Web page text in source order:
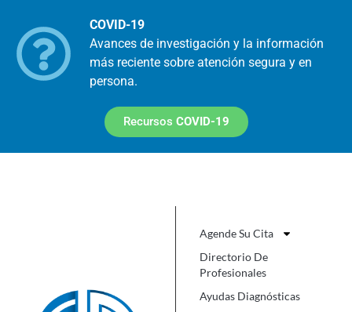
COVID-19
Avances de investigación y la información
más reciente sobre atención segura y en
persona.
Recursos COVID-19
Agende Su Cita
Directorio De
Profesionales
Ayudas Diagnósticas